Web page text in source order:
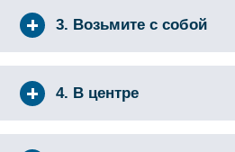
3. Возьмите с собой
4. В центре